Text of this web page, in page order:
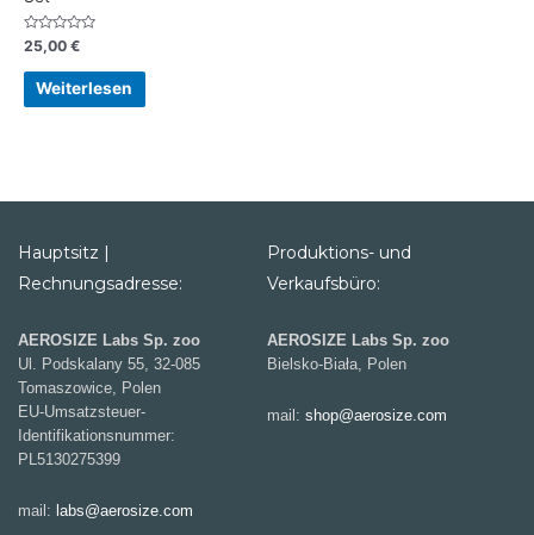
Bewertet
mit
0
von
25,00 €
Weiterlesen
Hauptsitz |
Rechnungsadresse:
AEROSIZE Labs Sp. zoo
Ul. Podskalany 55, 32-085
Tomaszowice, Polen
EU-Umsatzsteuer-
Identifikationsnummer:
PL5130275399
mail: labs@aerosize.com
Produktions- und
Verkaufsbüro:
AEROSIZE Labs Sp. zoo
Bielsko-Biała, Polen
mail: shop@aerosize.com